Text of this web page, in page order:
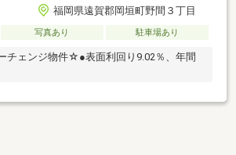
福岡県遠賀郡岡垣町野間３丁目
写真あり 駐車場あり
チェンジ物件☆●表面利回り9.02％、年間